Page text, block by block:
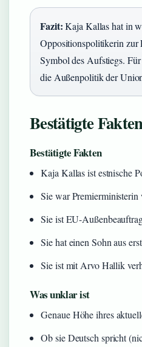
Fazit:Kaja Kallas hat in
Oppositionspolitikerin zur
Symbol des Aufstiegs.
die Außenpolitik der
Bestätigte
Bestätigte Fakten
Kaja Kallas ist estnische
Sie war
Sie ist EU-
Sie hat einen Sohn aus
Sie ist mit Arvo Hallik
Was unklar ist
Genaue Höhe ihres
Ob sie Deutsch spricht